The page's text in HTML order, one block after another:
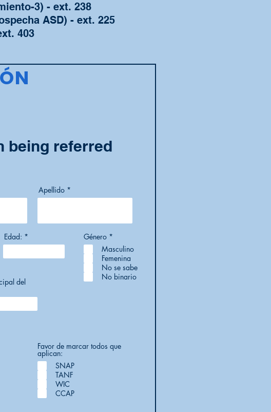
3) - ext. 238
ASD) - ext. 225
403
being referred
Apellido
Edad:
del
Género *
l
i
g
a
Masculino
Femenina
No se sabe
No binario
Favor de marcar todos que
aplican:
SNAP
TANF
WIC
CCAP